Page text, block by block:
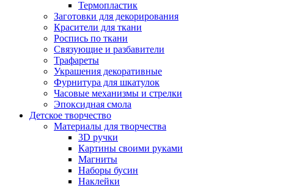
Термопластик
Заготовки для декорирования
Красители для ткани
Роспись по ткани
Связующие и разбавители
Трафареты
Украшения декоративные
Фурнитура для шкатулок
Часовые механизмы и стрелки
Эпоксидная смола
Детское творчество
Материалы для творчества
3D ручки
Картины своими руками
Магниты
Наборы бусин
Наклейки